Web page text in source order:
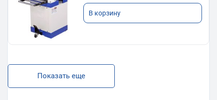
В корзину
Показать еще